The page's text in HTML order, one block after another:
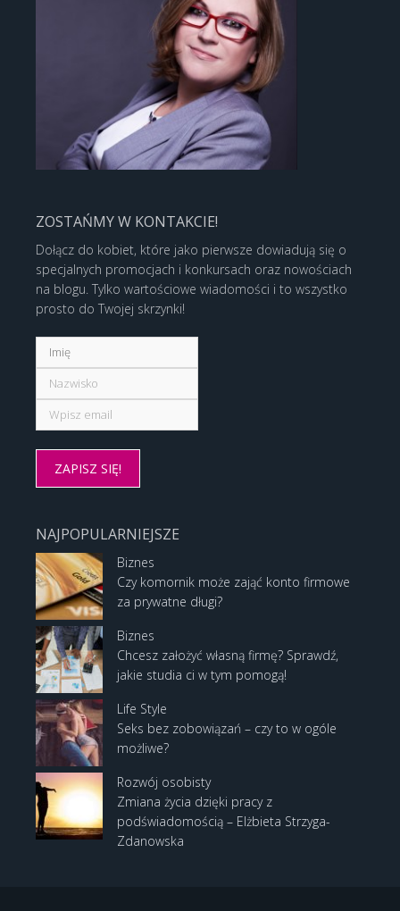
ZOSTAŃMY W KONTAKCIE!
Dołącz do kobiet, które jako pierwsze dowiadują się o
specjalnych promocjach i konkursach oraz nowościach
na blogu. Tylko wartościowe wiadomości i to wszystko
prosto do Twojej skrzynki!
NAJPOPULARNIEJSZE
Biznes
Czy komornik może zająć konto firmowe
za prywatne długi?
Biznes
Chcesz założyć własną firmę? Sprawdź,
jakie studia ci w tym pomogą!
Life Style
Seks bez zobowiązań – czy to w ogóle
możliwe?
Rozwój osobisty
Zmiana życia dzięki pracy z
podświadomością – Elżbieta Strzyga-
Zdanowska